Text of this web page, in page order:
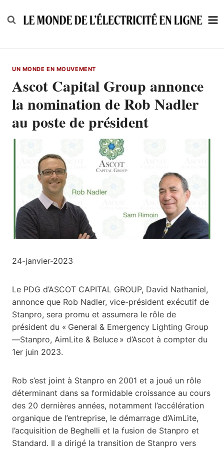
to
UN MONDE EN MOUVEMENT
Ascot Capital Group annonce
la nomination de Rob Nadler
au poste de président
24-janvier-2023
Le PDG d’ASCOT CAPITAL GROUP, David Nathaniel,
annonce que Rob Nadler, vice-président exécutif de
Stanpro, sera promu et assumera le rôle de
président du « General & Emergency Lighting Group
—Stanpro, AimLite & Beluce » d’Ascot à compter du
1er juin 2023.
Rob s’est joint à Stanpro en 2001 et a joué un rôle
déterminant dans sa formidable croissance au cours
des 20 dernières années, notamment l’accélération
organique de l’entreprise, le démarrage d’AimLite,
l’acquisition de Beghelli et la fusion de Stanpro et
Standard. Il a dirigé la transition de Stanpro vers